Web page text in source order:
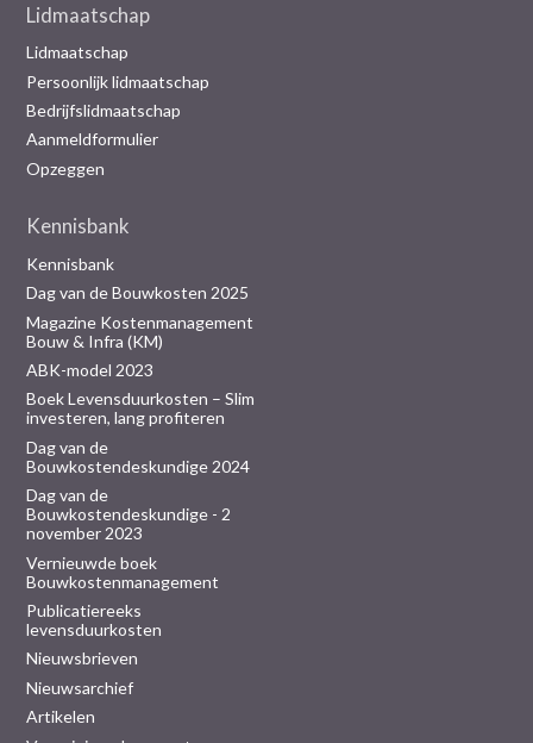
Lidmaatschap
Lidmaatschap
Persoonlijk lidmaatschap
Bedrijfslidmaatschap
Aanmeldformulier
Opzeggen
Kennisbank
Kennisbank
Dag van de Bouwkosten 2025
Magazine Kostenmanagement
Bouw & Infra (KM)
ABK-model 2023
Boek Levensduurkosten – Slim
investeren, lang profiteren
Dag van de
Bouwkostendeskundige 2024
Dag van de
Bouwkostendeskundige - 2
november 2023
Vernieuwde boek
Bouwkostenmanagement
Publicatiereeks
levensduurkosten
Nieuwsbrieven
Nieuwsarchief
Artikelen